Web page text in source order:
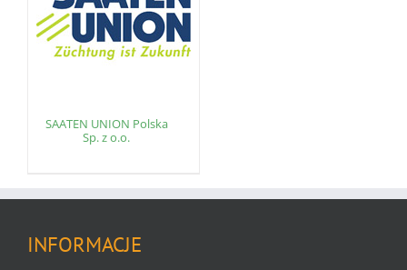
SAATEN UNION Polska
Sp. z o.o.
INFORMACJE